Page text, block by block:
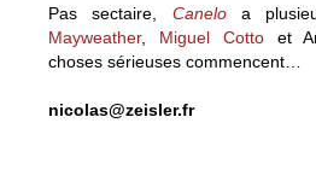
Pas sectaire, Caneloa
Mayweather, Miguel Cottoet
choses sérieuses commencent…
nicolas@zeisler.fr